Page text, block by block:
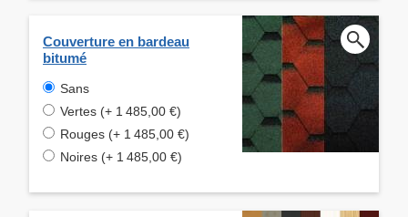
Couverture en bardeau
bitumé
Sans
Vertes (+ 1 485,00 €)
Rouges (+ 1 485,00 €)
Noires (+ 1 485,00 €)